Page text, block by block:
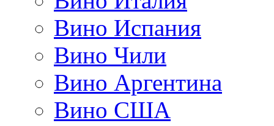
Вино Испания
Вино Чили
Вино Аргентина
Вино США